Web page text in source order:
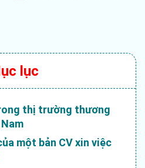
lục
thị trường thương
một bản CV xin việc